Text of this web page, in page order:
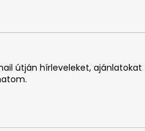
útján hírleveleket, ajánlatokat